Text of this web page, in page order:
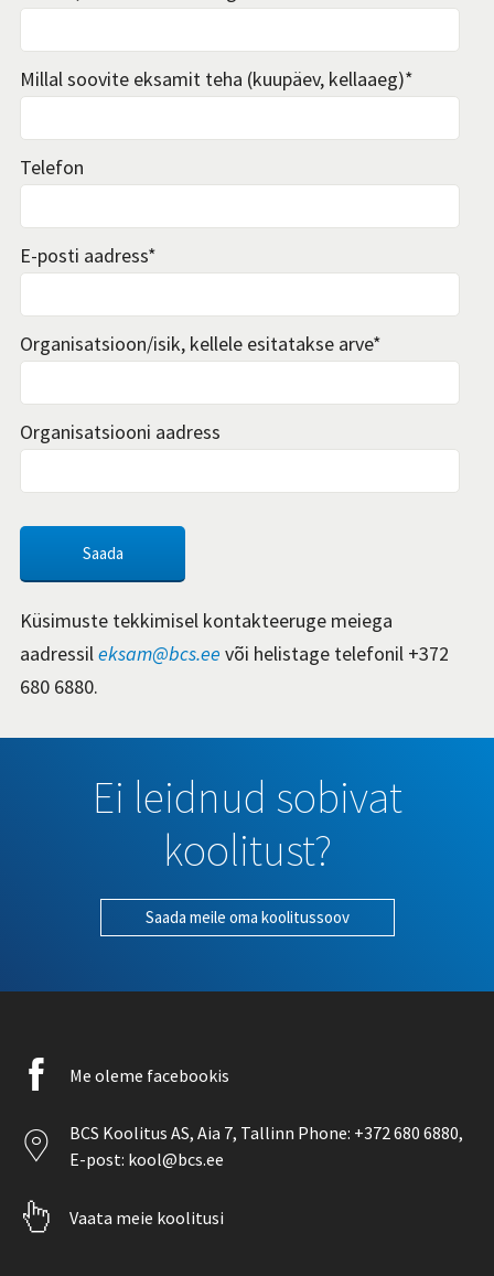
Millal soovite eksamit teha (kuupäev, kellaaeg)*
Telefon
E-posti aadress*
Organisatsioon/isik, kellele esitatakse arve*
Organisatsiooni aadress
Küsimuste tekkimisel kontakteeruge meiega
aadressileksam@bcs.ee või helistage telefonil +372
680 6880.
Ei leidnud sobivat
koolitust?
Saada meile oma koolitussoov
Facebook
icon
Me oleme facebookis
Location
icon
BCS Koolitus AS, Aia 7, Tallinn Phone: +372 680 6880,
E-post: kool@bcs.ee
Pointer
icon
Vaata meie koolitusi